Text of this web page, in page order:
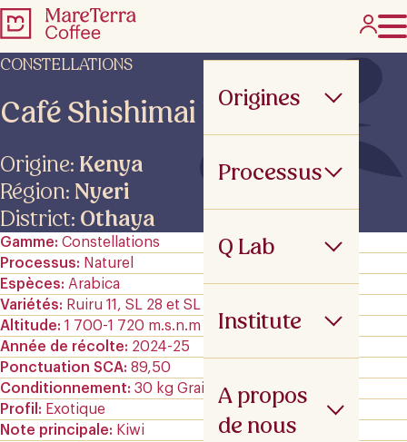
Origines
Processus
Q Lab
Institute
A propos
de nous
CONSTELLATIONS
Café Shishimai EKI
Origine: Kenya
Région: Nyeri
District: Othaya
Gamme Constellations
Processus
Naturel
Espèces
Arabica
Variétés
Ruiru 11, SL 28 et SL 34
Altitude 1 700-1 720 m.s.n.m
Année de récolte
2024-25
Ponctuation SCA 89,50
Conditionnement 30 kg GrainPro
Profil
Exotique
Note principale
Kiwi